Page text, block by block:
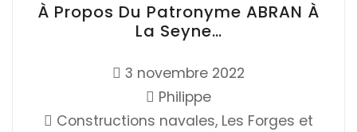
À Propos Du Patronyme ABRAN À
La Seyne…
3 novembre 2022
Philippe
Constructions navales, Les Forges et